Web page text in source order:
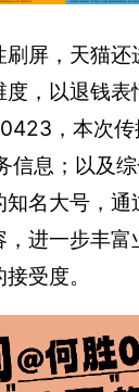
屏，天猫还
，以退钱表
0423，本次
息；以及综
名大号，通
进一步丰富
受度。